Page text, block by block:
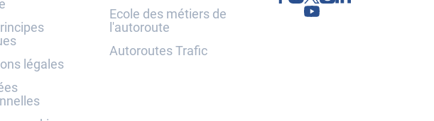
légales
Ecole des métiers de
l'autoroute
Autoroutes Trafic